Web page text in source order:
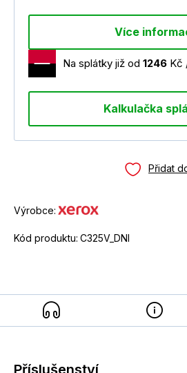
Více
Na splátky již od 1246 Kč
Kalkulačka
Přidat
Výrobce:
Kód produktu: C325V_DNI
Příslušenství